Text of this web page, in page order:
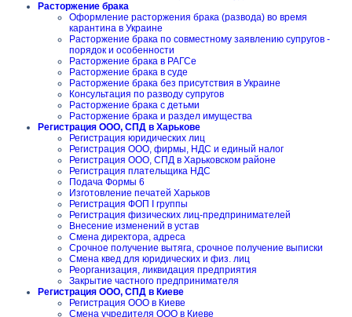
Расторжение брака
Оформление расторжения брака (развода) во время
карантина в Украине
Расторжение брака по совместному заявлению супругов -
порядок и особенности
Расторжение брака в РАГСе
Расторжение брака в суде
Расторжение брака без присутствия в Украине
Консультация по разводу супругов
Расторжение брака с детьми
Расторжение брака и раздел имущества
Регистрация ООО, СПД в Харькове
Регистрация юридических лиц
Регистрация ООО, фирмы, НДС и единый налог
Регистрация ООО, СПД в Харьковском районе
Регистрация плательщика НДС
Подача Формы 6
Изготовление печатей Харьков
Регистрация ФОП I группы
Регистрация физических лиц-предпринимателей
Внесение изменений в устав
Смена директора, адреса
Срочное получение вытяга, срочное получение выписки
Смена квед для юридических и физ. лиц
Реорганизация, ликвидация предприятия
Закрытие частного предпринимателя
Регистрация ООО, СПД в Киеве
Регистрация ООО в Киеве
Смена учредителя ООО в Киеве